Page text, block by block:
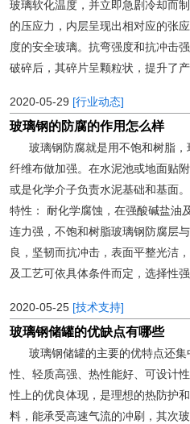
玻璃软化温度，并立即急剧冷却而
的压应力，内层呈现出相对应的张
度的安全玻璃。抗弯强度和抗冲击
破碎后，其碎片呈颗粒状，提升了产
2020-05-29 [行业动态]
玻璃钢的防腐的作用怎么样
玻璃钢防腐就是用不饱和树脂
纤维布做加强。在水泥池或地面贴
或是化学介子负责水泥基础和基面
特性： 耐化学腐蚀，在强酸碱盐油
连力强，不饱和树脂玻璃钢防腐层
良，坚韧而抗冲击，表面平整光洁
及工艺可依具体条件而定，选择性
2020-05-25 [技术支持]
玻璃钢储罐的优缺点有哪些
玻璃钢储罐的主要的优特点还
性、轻质高强、热性能好、可设计
性上的优良体现，是理想的热防护
料，能承受高速气流的冲刷，其次